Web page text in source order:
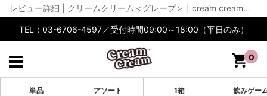
レビュー詳細 | クリームクリーム＜グレープ＞ | cream cream公式【通販】
TEL：03-6706-4597／受付時間09:00～18:00（平日のみ）
0
単品 アソート 1箱 飲みゲー